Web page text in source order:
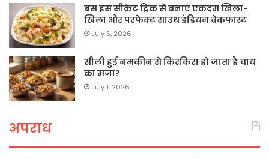
बस इस सीक्रेट ट्रिक से बनाएं एकदम खिला-
खिला और परफेक्ट साउथ इंडियन ब्रेकफास्ट
July 5, 2026
सीली हुई नमकीन से किरकिरा हो जाता है चाय
का मजा?
July 1, 2026
अपराध